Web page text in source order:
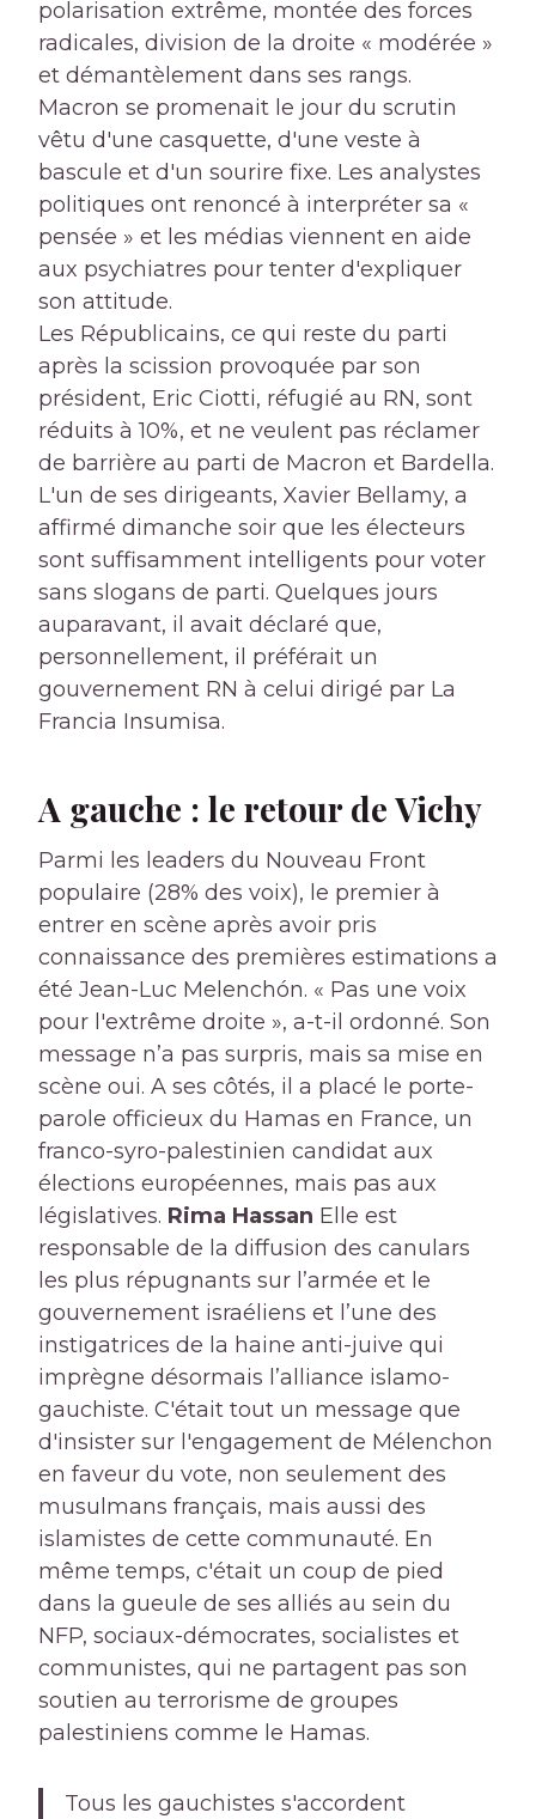
polarisation extrême, montée des forces
radicales, division de la droite « modérée »
et démantèlement dans ses rangs.
Macron se promenait le jour du scrutin
vêtu d'une casquette, d'une veste à
bascule et d'un sourire fixe. Les analystes
politiques ont renoncé à interpréter sa «
pensée » et les médias viennent en aide
aux psychiatres pour tenter d'expliquer
son attitude.
Les Républicains, ce qui reste du parti
après la scission provoquée par son
président, Eric Ciotti, réfugié au RN, sont
réduits à 10%, et ne veulent pas réclamer
de barrière au parti de Macron et Bardella.
L'un de ses dirigeants, Xavier Bellamy, a
affirmé dimanche soir que les électeurs
sont suffisamment intelligents pour voter
sans slogans de parti. Quelques jours
auparavant, il avait déclaré que,
personnellement, il préférait un
gouvernement RN à celui dirigé par La
Francia Insumisa.
A gauche : le retour de Vichy
Parmi les leaders du Nouveau Front
populaire (28% des voix), le premier à
entrer en scène après avoir pris
connaissance des premières estimations a
été Jean-Luc Melenchón. « Pas une voix
pour l'extrême droite », a-t-il ordonné. Son
message n’a pas surpris, mais sa mise en
scène oui. A ses côtés, il a placé le porte-
parole officieux du Hamas en France, un
franco-syro-palestinien candidat aux
élections européennes, mais pas aux
législatives. Rima Hassan Elle est
responsable de la diffusion des canulars
les plus répugnants sur l’armée et le
gouvernement israéliens et l’une des
instigatrices de la haine anti-juive qui
imprègne désormais l’alliance islamo-
gauchiste. C'était tout un message que
d'insister sur l'engagement de Mélenchon
en faveur du vote, non seulement des
musulmans français, mais aussi des
islamistes de cette communauté. En
même temps, c'était un coup de pied
dans la gueule de ses alliés au sein du
NFP, sociaux-démocrates, socialistes et
communistes, qui ne partagent pas son
soutien au terrorisme de groupes
palestiniens comme le Hamas.
Tous les gauchistes s'accordent